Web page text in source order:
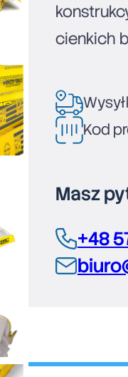
cienkich
Kod
Masz
+48